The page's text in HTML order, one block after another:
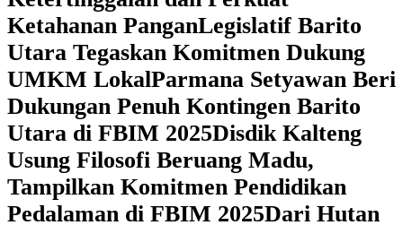
Ketahanan PanganLegislatif Barito
Utara Tegaskan Komitmen Dukung
UMKM LokalParmana Setyawan Beri
Dukungan Penuh Kontingen Barito
Utara di FBIM 2025Disdik Kalteng
Usung Filosofi Beruang Madu,
Tampilkan Komitmen Pendidikan
Pedalaman di FBIM 2025‎Dari Hutan